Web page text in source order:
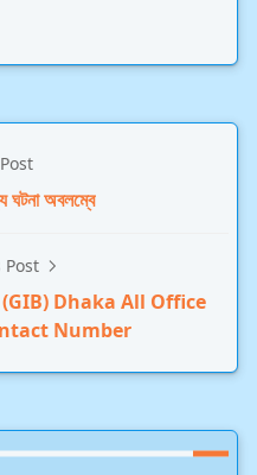
ঘটনা অবলম্বে
Post
Dhaka All Office
Number